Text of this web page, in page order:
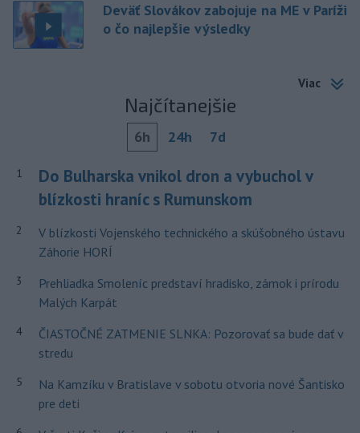
Deväť Slovákov zabojuje na ME v Paríži
o čo najlepšie výsledky
Viac
Najčítanejšie
6h 24h 7d
1
Do Bulharska vnikol dron a vybuchol v
blízkosti hraníc s Rumunskom
2
V blízkosti Vojenského technického a skúšobného ústavu
Záhorie HORÍ
3
Prehliadka Smoleníc predstaví hradisko, zámok i prírodu
Malých Karpát
4
ČIASTOČNÉ ZATMENIE SLNKA: Pozorovať sa bude dať v
stredu
5
Na Kamzíku v Bratislave v sobotu otvoria nové Šantisko
pre deti